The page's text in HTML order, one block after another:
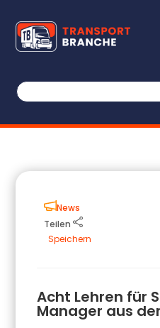
News
Teilen
Speichern
Acht Lehren für
Manager aus